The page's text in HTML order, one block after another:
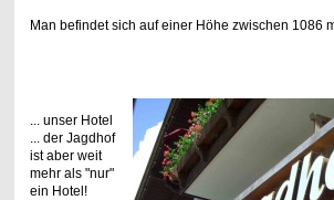
Man befindet sich auf einer Höhe zwischen 1086
... unser Hotel
... der Jagdhof
ist aber weit
mehr als "nur"
ein Hotel!